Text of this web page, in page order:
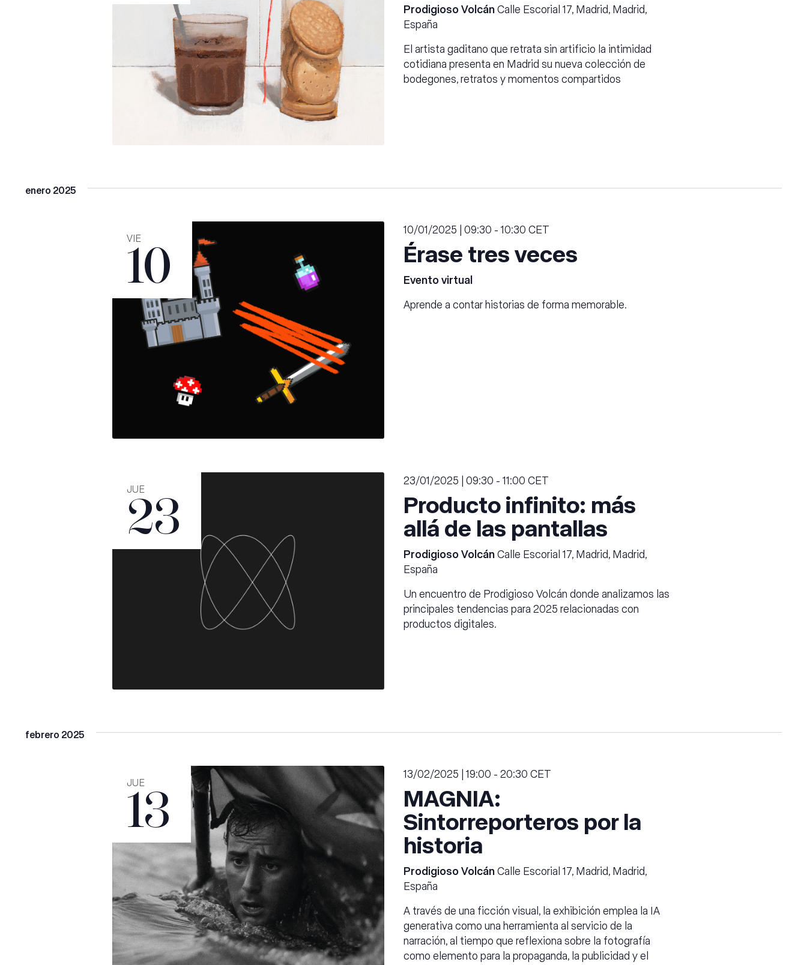
Prodigioso VolcánCalle Escorial 17, Madrid, Madrid,
España
El artista gaditano que retrata sin artificio la intimidad
cotidiana presenta en Madrid su nueva colección de
bodegones, retratos y momentos compartidos
enero 2025
VIE
10 Érase tres veces
10/01/2025 | 09:30 - 10:30 CET
Evento virtual
Aprende a contar historias de forma memorable.
JUE
23
Producto infinito: más
allá de las pantallas
23/01/2025 | 09:30 - 11:00 CET
Prodigioso VolcánCalle Escorial 17, Madrid, Madrid,
España
Un encuentro de Prodigioso Volcán donde analizamos las
principales tendencias para 2025 relacionadas con
productos digitales.
febrero 2025
JUE
13
MAGNIA:
Sintorreporteros por la
historia
13/02/2025 | 19:00 - 20:30 CET
Prodigioso VolcánCalle Escorial 17, Madrid, Madrid,
España
A través de una ficción visual, la exhibición emplea la IA
generativa como una herramienta al servicio de la
narración, al tiempo que reflexiona sobre la fotografía
como elemento para la propaganda, la publicidad y el